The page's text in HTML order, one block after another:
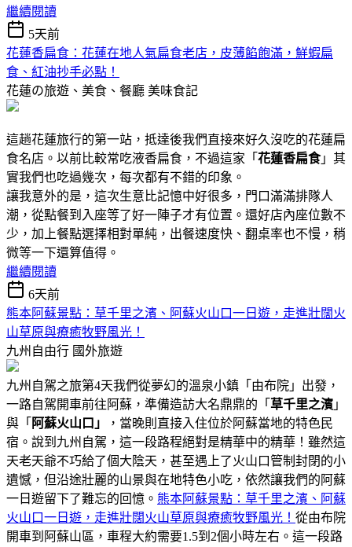
繼續閱讀
5天前
花蓮香扁食：花蓮在地人氣扁食老店，皮薄餡飽滿，鮮蝦扁
食、紅油抄手必點！
花蓮の旅遊、美食、餐廳 美味食記
這趟花蓮旅行的第一站，抵達後我們直接來好久沒吃的花蓮扁
食名店。以前比較常吃液香扁食，不過這家「 花蓮香扁食」其
實我們也吃過幾次，每次都有不錯的印象。
讓我意外的是，這次生意比記憶中好很多，門口滿滿排隊人
潮，從點餐到入座等了好一陣子才有位置。還好店內座位數不
少，加上餐點選擇相對單純，出餐速度快、翻桌率也不慢，稍
微等一下還算值得。
繼續閱讀
6天前
熊本阿蘇景點：草千里之濱、阿蘇火山口一日遊，走進壯闊火
山草原與療癒牧野風光！
九州自由行 國外旅遊
九州自駕之旅第4天我們從夢幻的溫泉小鎮「由布院」出發，
一路自駕開車前往阿蘇，準備造訪大名鼎鼎的「 草千里之濱 」
與「 阿蘇火山口」
，當晚則直接入住位於阿蘇當地的特色民
宿。說到九州自駕，這一段路程絕對是精華中的精華！雖然這
天老天爺不巧給了個大陰天，甚至遇上了火山口管制封閉的小
遺憾，但沿途壯麗的山景與在地特色小吃，依然讓我們的阿蘇
一日遊留下了難忘的回憶。 熊本阿蘇景點：草千里之濱、阿蘇
火山口一日遊，走進壯闊火山草原與療癒牧野風光！ 從由布院
開車到阿蘇山區，車程大約需要1.5到2個小時左右。這一段路